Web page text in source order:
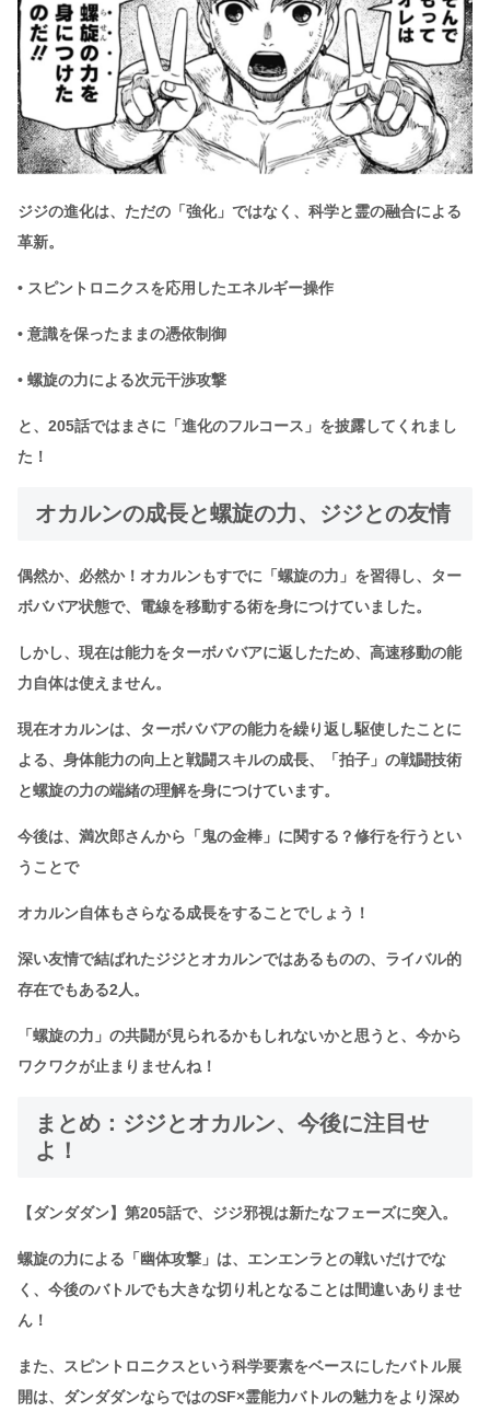
ジジの進化は、ただの「強化」ではなく、科学と霊の融合による
革新。
• スピントロニクスを応用したエネルギー操作
• 意識を保ったままの憑依制御
• 螺旋の力による次元干渉攻撃
と、205話ではまさに「進化のフルコース」を披露してくれまし
た！
オカルンの成長と螺旋の力、ジジとの友情
偶然か、必然か！オカルンもすでに「螺旋の力」を習得し、ター
ボババア状態で、電線を移動する術を身につけていました。
しかし、現在は能力をターボババアに返したため、高速移動の能
力自体は使えません。
現在オカルンは、ターボババアの能力を繰り返し駆使したことに
よる、身体能力の向上と戦闘スキルの成長、「拍子」の戦闘技術
と螺旋の力の端緒の理解を身につけています。
今後は、満次郎さんから「鬼の金棒」に関する？修行を行うとい
うことで
オカルン自体もさらなる成長をすることでしょう！
深い友情で結ばれたジジとオカルンではあるものの、ライバル的
存在でもある2人。
「螺旋の力」の共闘が見られるかもしれないかと思うと、今から
ワクワクが止まりませんね！
まとめ：ジジとオカルン、今後に注目せ
よ！
【ダンダダン】第205話で、ジジ邪視は新たなフェーズに突入。
螺旋の力による「幽体攻撃」は、エンエンラとの戦いだけでな
く、今後のバトルでも大きな切り札となることは間違いありませ
ん！
また、スピントロニクスという科学要素をベースにしたバトル展
開は、ダンダダンならではのSF×霊能力バトルの魅力をより深め